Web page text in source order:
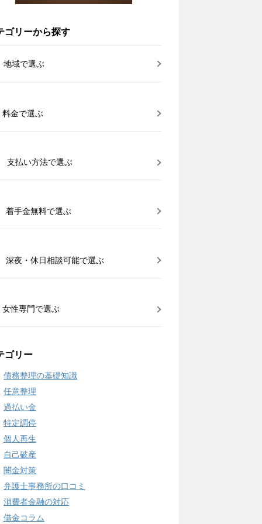
ゴリーから探す
地域で選ぶ
料金で選ぶ
支払い方法で選ぶ
着手金無料で選ぶ
深夜・休日相談可能で選ぶ
女性専門で選ぶ
ゴリー
債務整理の基礎知識
任意整理
過払い金
特定調停
個人再生
自己破産
闇金対策
弁護士事務所の口コミ
消費者金融の対応
借金コラム